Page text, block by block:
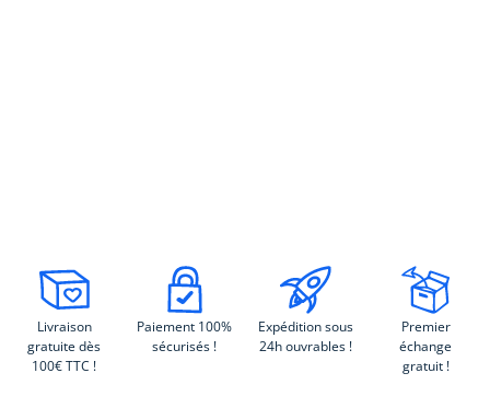
Livraison
gratuite dès
100€ TTC !
Paiement 100%
sécurisés !
Expédition sous
24h ouvrables !
Premier
échange
gratuit !